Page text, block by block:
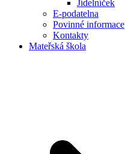
Jídelníček
E-podatelna
Povinné informace
Kontakty
Mateřská škola